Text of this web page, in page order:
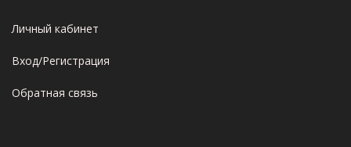
Личный кабинет
Вход/Регистрация
Обратная связь